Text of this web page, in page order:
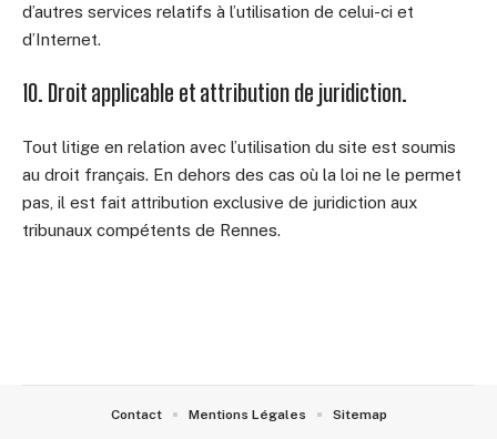
d’autres services relatifs à l’utilisation de celui-ci et
d’Internet.
10. Droit applicable et attribution de juridiction.
Tout litige en relation avec l’utilisation du site est soumis
au droit français. En dehors des cas où la loi ne le permet
pas, il est fait attribution exclusive de juridiction aux
tribunaux compétents de Rennes.
Contact Mentions Légales Sitemap